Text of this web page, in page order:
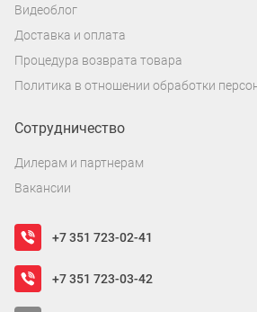
Видеоблог
Доставка и оплата
Процедура возврата товара
Политика в отношении обработки
Сотрудничество
Дилерам и партнерам
Вакансии
+7 351 723-02-41
+7 351 723-03-42